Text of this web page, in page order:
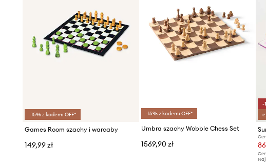
-15% z kodem: OFF*
Games Room szachy i warcaby
149,99 zł
-15% z kodem: OFF*
Umbra szachy Wobble Chess Set
1569,90 zł
-